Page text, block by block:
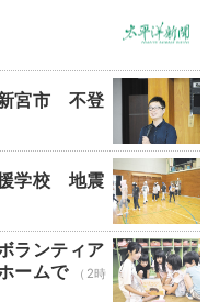
宮市 不登
学校 地震
ランティア
ームで
（2時